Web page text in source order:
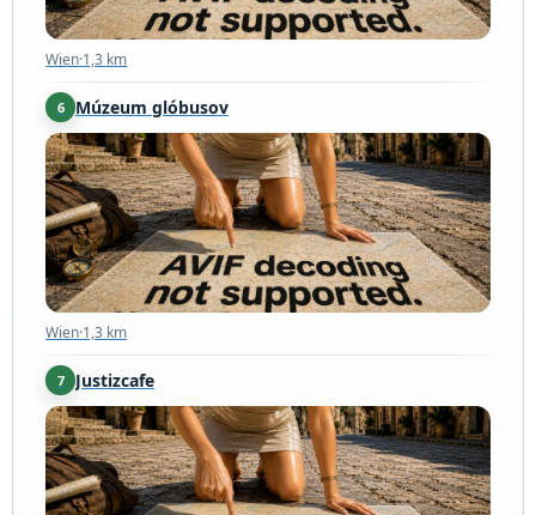
Wien·1,3 km
6 Múzeum glóbusov
Wien·1,3 km
Wien·1,3 km
7 Justizcafe
Wien·1,4 km